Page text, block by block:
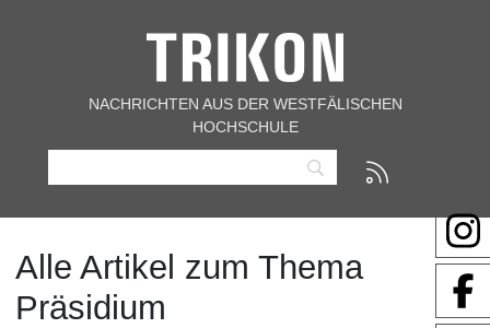
NACHRICHTEN AUS DER WESTFÄLISCHEN
HOCHSCHULE
Alle Artikel zum Thema
Präsidium